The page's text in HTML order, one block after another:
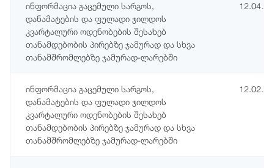
ინფორმაცია გაცემული სარგოს,
დანამატების და ფულადი ჯილდოს
კვარტალური ოდენობების შესახებ
თანამდებობის პირებზე ჯამურად და სხვა
თანამშრომლებზე ჯამურად-ლარებში
ინფორმაცია გაცემული სარგოს,
დანამატების და ფულადი ჯილდოს
კვარტალური ოდენობების შესახებ
თანამდებობის პირებზე ჯამურად და სხვა
თანამშრომლებზე ჯამურად-ლარებში